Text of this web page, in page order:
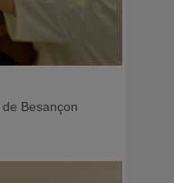
Besançon